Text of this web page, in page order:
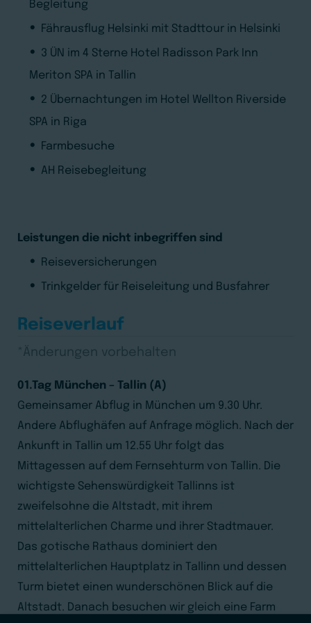
Begleitung
Fährausflug Helsinki mit Stadttour in Helsinki
3 ÜN im 4 Sterne Hotel Radisson Park Inn
Meriton SPA in Tallin
2 Übernachtungen im Hotel Wellton Riverside
SPA in Riga
Farmbesuche
AH Reisebegleitung
Leistungen die nicht inbegriffen sind
Reiseversicherungen
Trinkgelder für Reiseleitung und Busfahrer
Reiseverlauf
*Änderungen vorbehalten
01.Tag München – Tallin (A)
Gemeinsamer Abflug in München um 9.30 Uhr.
Andere Abflughäfen auf Anfrage möglich. Nach der
Ankunft in Tallin um 12.55 Uhr folgt das
Mittagessen auf dem Fernsehturm von Tallin. Die
wichtigste Sehenswürdigkeit Tallinns ist
zweifelsohne die Altstadt, mit ihrem
mittelalterlichen Charme und ihrer Stadtmauer.
Das gotische Rathaus dominiert den
mittelalterlichen Hauptplatz in Tallinn und dessen
Turm bietet einen wunderschönen Blick auf die
Altstadt. Danach besuchen wir gleich eine Farm